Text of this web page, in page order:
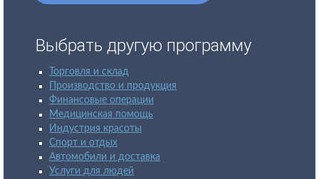
Выбрать другую программу
Торговля и склад
Производство и продукция
Финансовые операции
Медицинская помощь
Индустрия красоты
Спорт и отдых
Автомобили и доставка
Услуги для людей